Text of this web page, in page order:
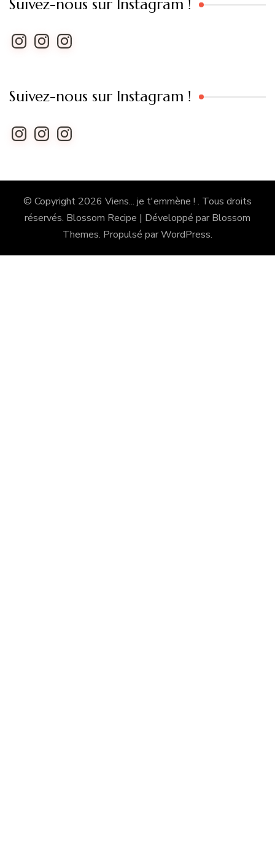
Suivez-nous sur Instagram !
Instagram
InstagramInstagram
Suivez-nous sur Instagram !
Instagram
InstagramInstagram
© Copyright 2026 Viens... je t'emmène ! . Tous droits
réservés. Blossom Recipe | Développé par Blossom
Themes. Propulsé parWordPress.